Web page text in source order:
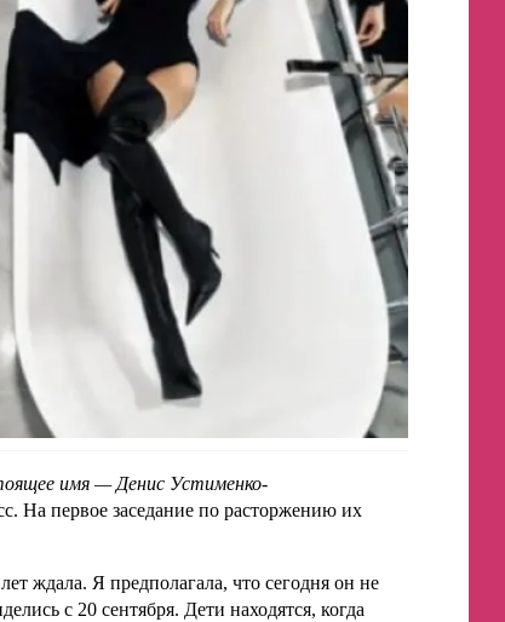
имя — Денис Устименко-
На первое заседание по расторжению их
ждала. Я предполагала, что сегодня он не
с 20 сентября. Дети находятся, когда